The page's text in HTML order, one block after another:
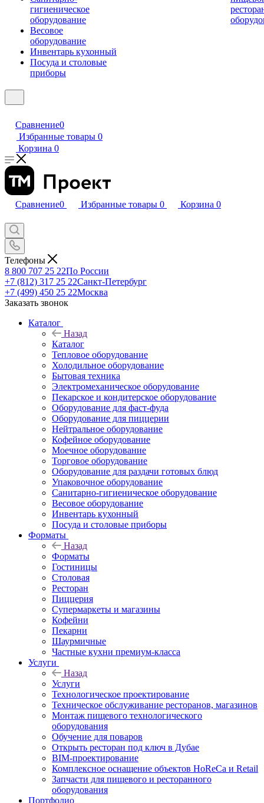
гигиеническое
оборудование
Весовое
оборудование
Инвентарь кухонный
Посуда и столовые
приборы
Сравнение0
Избранные товары 0
Корзина 0
Сравнение0 Избранные товары 0 Корзина 0
Телефоны
8 800 707 25 22По России
+7 (812) 317 25 22Санкт-Петербург
+7 (499) 450 25 22Москва
Заказать звонок
Каталог
Назад
Каталог
Тепловое оборудование
Холодильное оборудование
Бытовая техника
Электромеханическое оборудование
Пекарское и кондитерское оборудование
Оборудование для фаст-фуда
Оборудование для пиццерии
Нейтральное оборудование
Кофейное оборудование
Моечное оборудование
Торговое оборудование
Оборудование для раздачи готовых блюд
Упаковочное оборудование
Санитарно-гигиеническое оборудование
Весовое оборудование
Инвентарь кухонный
Посуда и столовые приборы
Форматы
Назад
Форматы
Гостиницы
Столовая
Ресторан
Пиццерия
Супермаркеты и магазины
Кофейни
Пекарни
Шаурмичные
Частные кухни премиум-класса
Услуги
Назад
Услуги
Технологическое проектирование
Техническое обслуживание ресторанов, магазинов
Монтаж пищевого технологического
оборудования
Обучение для поваров
Открыть ресторан под ключ в Дубае
BIM-проектирование
Комплексное оснащение объектов HoReCa и Retail
Запчасти для пищевого и ресторанного
оборудования
Портфолио